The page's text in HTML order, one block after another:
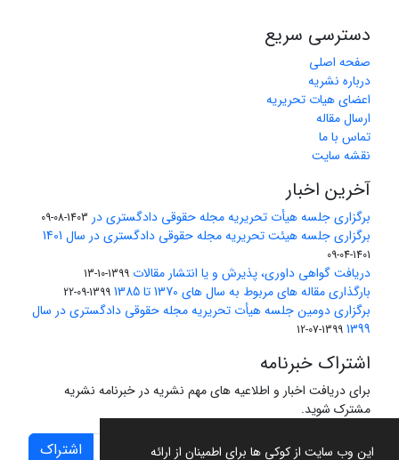
این وب سایت از کوکی ها برای اطمینان از ارائه
دسترسی سریع
صفحه اصلی
درباره نشریه
اعضای هیات تحریریه
ارسال مقاله
تماس با ما
نقشه سایت
آخرین اخبار
برگزاری جلسه هیأت تحریریه مجله حقوقی دادگستری در 1403-08-09
برگزاری جلسه هیئت تحریریه مجله حقوقی دادگستری در سال 1401
1401-04-09
دریافت گواهی داوری، پذیرش و یا انتشار مقالات 1399-10-13
بارگذاری مقاله های مربوط به سال های 1370 تا 1385 1399-09-22
برگزاری دومین جلسه هیأت تحریریه مجله حقوقی دادگستری در سال
1399
1399-07-12
اشتراک خبرنامه
برای دریافت اخبار و اطلاعیه های مهم نشریه در خبرنامه نشریه
مشترک شوید.
اشتراک